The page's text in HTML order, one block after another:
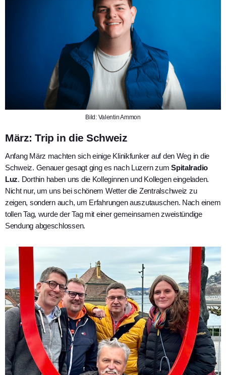
Bild: Valentin Ammon
März: Trip in die Schweiz
Anfang März machten sich einige Klinikfunker auf den Weg in die
Schweiz. Genauer gesagt ging es nach Luzern zumSpitalradio
Luz. Dorthin haben uns die Kolleginnen und Kollegen eingeladen.
Nicht nur, um uns bei schönem Wetter die Zentralschweiz zu
zeigen, sondern auch, um Erfahrungen auszutauschen. Nach einem
tollen Tag, wurde der Tag mit einer gemeinsamen zweistündige
Sendung abgeschlossen.